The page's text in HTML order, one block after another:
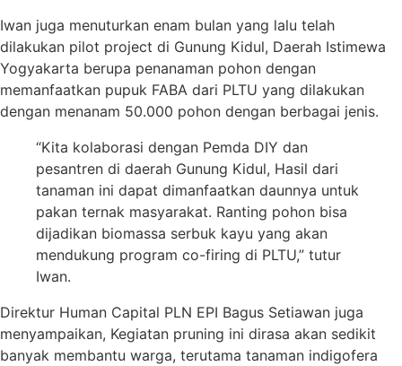
Iwan juga menuturkan enam bulan yang lalu telah
dilakukan pilot project di Gunung Kidul, Daerah Istimewa
Yogyakarta berupa penanaman pohon dengan
memanfaatkan pupuk FABA dari PLTU yang dilakukan
dengan menanam 50.000 pohon dengan berbagai jenis.
“Kita kolaborasi dengan Pemda DIY dan
pesantren di daerah Gunung Kidul, Hasil dari
tanaman ini dapat dimanfaatkan daunnya untuk
pakan ternak masyarakat. Ranting pohon bisa
dijadikan biomassa serbuk kayu yang akan
mendukung program co-firing di PLTU,” tutur
Iwan.
Direktur Human Capital PLN EPI Bagus Setiawan juga
menyampaikan, Kegiatan pruning ini dirasa akan sedikit
banyak membantu warga, terutama tanaman indigofera